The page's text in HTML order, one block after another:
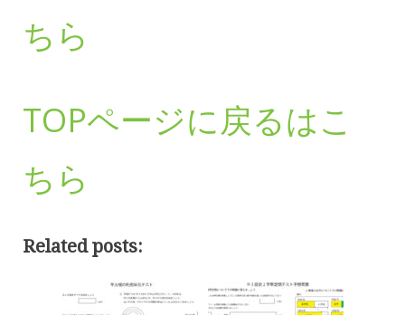
ちら
TOPページに戻るはこ
ちら
Related posts: